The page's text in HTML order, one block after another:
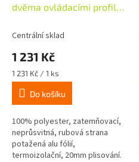
dvěma ovládacími profily,
Centrální sklad
1 231 Kč
Měrná
cena:
1 231 Kč / 1 ks
Do košíku
100% polyester, zatemňovací,
neprůsvitná, rubová strana
potažená alu fólií,
termoizolační, 20mm plisování.